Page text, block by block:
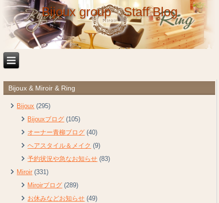
Bijoux group Staff Blog
Bijoux & Miroir & Ring
Bijoux (295)
Bijouxブログ (105)
オーナー青柳ブログ (40)
ヘアスタイル＆メイク (9)
予約状況や急なお知らせ (83)
Miroir (331)
Miroirブログ (289)
お休みなどお知らせ (49)